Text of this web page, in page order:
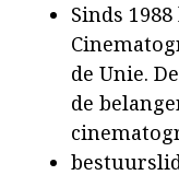
Sinds
de Unie.
de